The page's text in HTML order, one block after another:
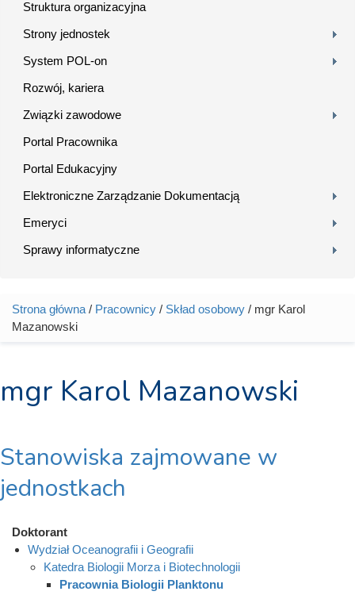
Struktura organizacyjna
Strony jednostek
System POL-on
Rozwój, kariera
Związki zawodowe
Portal Pracownika
Portal Edukacyjny
Elektroniczne Zarządzanie Dokumentacją
Emeryci
Sprawy informatyczne
Jesteś tutaj
Strona główna / Pracownicy / Skład osobowy / mgr Karol
Mazanowski
mgr Karol Mazanowski
Stanowiska zajmowane w
jednostkach
Doktorant
Wydział Oceanografii i Geografii
Katedra Biologii Morza i Biotechnologii
Pracownia Biologii Planktonu